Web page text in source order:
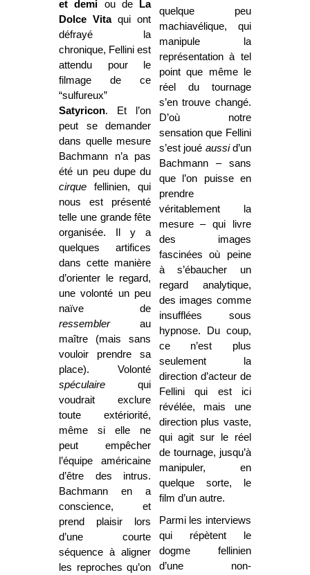
et demi ou de
La
Dolce Vitaqui ont
défrayé la
chronique, Fellini est
attendu pour le
filmage de ce
“sulfureux”
Satyricon. Et l’on
peut se demander
dans quelle mesure
Bachmann n’a pas
été un peu dupe du
cirque fellinien, qui
nous est présenté
telle une grande fête
organisée. Il y a
quelques artifices
dans cette manière
d’orienter le regard,
une volonté un peu
naïve de
ressemblerau
maître (mais sans
vouloir prendre sa
place). Volonté
spéculaire qui
voudrait exclure
toute extériorité,
même si elle ne
peut empêcher
l’équipe américaine
d’être des intrus.
Bachmann en a
conscience, et
prend plaisir lors
d’une courte
séquence à aligner
les reproches qu’on
quelque peu
machiavélique, qui
manipule la
représentation à tel
point que même le
réel du tournage
s’en trouve changé.
D’où notre
sensation que Fellini
s’est joué aussid’un
Bachmann – sans
que l’on puisse en
prendre
véritablement la
mesure – qui livre
des images
fascinées où peine
à s’ébaucher un
regard analytique,
des images comme
insufflées sous
hypnose. Du coup,
ce n’est plus
seulement la
direction d’acteur de
Fellini qui est ici
révélée, mais une
direction plus vaste,
qui agit sur le réel
de tournage, jusqu’à
manipuler, en
quelque sorte, le
film d’un autre.
Parmi les interviews
qui répètent le
dogme fellinien
d’une non-